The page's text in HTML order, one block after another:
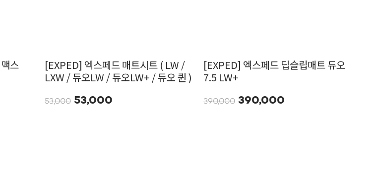
스
[EXPED] 엑스페드 매트시트 ( LW /
LXW / 듀오LW / 듀오LW+ / 듀오 퀸 )
53,000 53,000
[EXPED] 엑스페드 딥슬립매트 듀오
7.5 LW+
390,000 390,000